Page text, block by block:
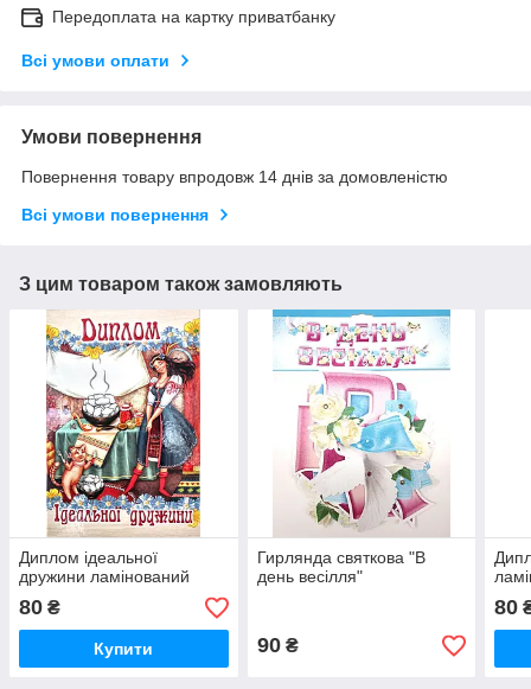
Передоплата на картку приватбанку
Всі умови оплати
Умови повернення
Повернення товару впродовж 14 днів за домовленістю
Всі умови повернення
З цим товаром також замовляють
Диплом ідеальної
дружини ламінований
80 ₴
Купити
Гирлянда святкова "В
день весілля"
90₴
80